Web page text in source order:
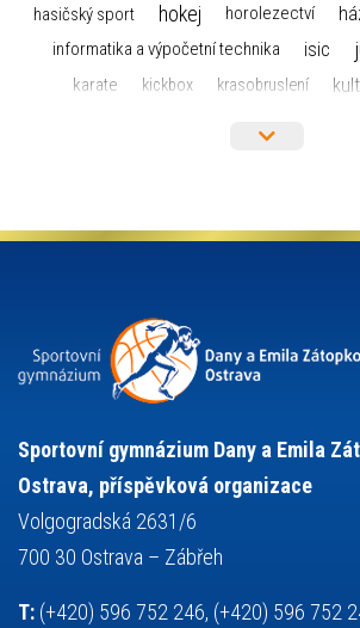
hasičský sport hokej horolezectví
informatika a výpočetní technika isic
karate
kickbox krasobruslení
olympiáda dětí a mládeže
snowboarding
sportovní gymnastika sportovní
stolní tenis střelba
teorie sportovní přípravy
tělesná
volejbal
vybavení vysvědčení vzpírání
výuka všesportovní výcvikový kurz
základy společenských věd
Sportovní gymnázium Dany a Emila
Ostrava, příspěvková organizace
Volgogradská 2631/6
700 30 Ostrava – Zábřeh
T: (+420) 596 752 246, (+420) 596 752